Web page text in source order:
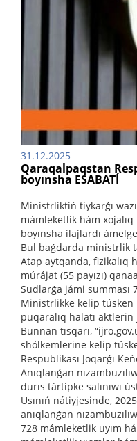
31.12.2025
Qaraqalpaqstan
boyınsha ESABATÍ
Ministrliktiń tiykarǵı
mámleketlik hám
boyınsha ilajlardı
Bul baǵdarda ministrlik
Atap aytqanda, fizikalıq
múrájat (55 payızı)
Sudlarǵa jámi
Ministrlikke kelip túsken
puqaralıq halatı aktlerin
Bunnan tısqarı,
shólkemlerine kelip
Respublikası Joqarǵı
Anıqlanǵan
durıs tártipke salınıwı
Usınıń nátiyjesinde,
anıqlanǵan
728 mámleketlik uyım